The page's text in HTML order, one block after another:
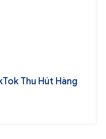
Thu Hút Hàng